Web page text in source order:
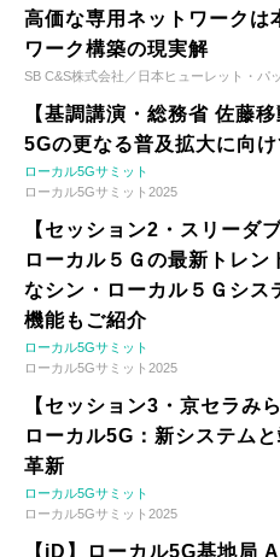
高価な専用ネットワークは
ワーク構築の現実解
SB C&S株式会社／日本ヒューレット・パ
【基調講演・総務省 佐藤
5Gの更なる普及拡大に向け
ローカル5Gサミット
ローカル5Gサミット2025
【セッション2・スリーダ
ローカル５Ｇの最新トレ
なシン・ローカル５Ｇシ
機能もご紹介
ローカル5Gサミット
ローカル5Gサミット2025
【セッション3・京セラみ
ローカル5G：新システム
革新
ローカル5Gサミット
ローカル5Gサミット2025
【iD】ローカル5G基地局